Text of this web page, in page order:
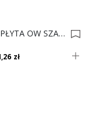
18 PŁYTA OW SZARY JASNY 2653 VL 280x207 0009226
zł